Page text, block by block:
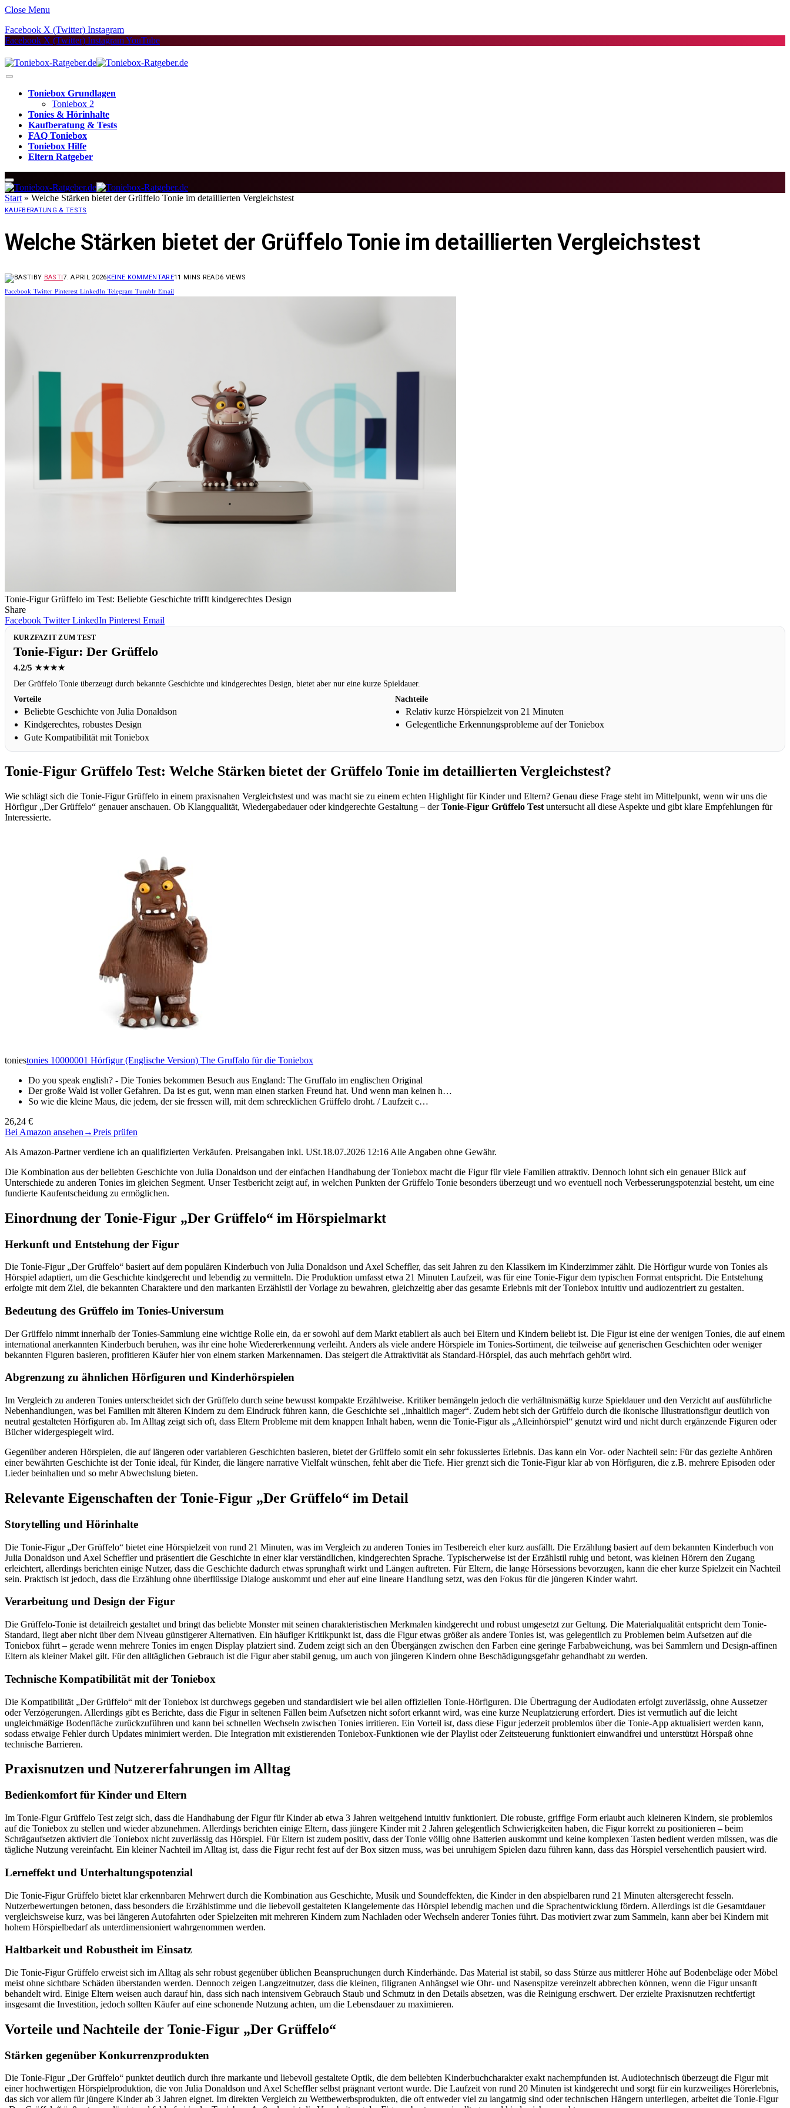
Close Menu
Facebook X (Twitter) Instagram
Facebook X (Twitter) InstagramYouTube
Toniebox Grundlagen
Toniebox 2
Tonies & Hörinhalte
Kaufberatung & Tests
FAQ Toniebox
Toniebox Hilfe
Eltern Ratgeber
Start » Welche Stärken bietet der Grüffelo Tonie im detaillierten Vergleichstest
KAUFBERATUNG & TESTS
Welche Stärken bietet der Grüffelo Tonie im detaillierten Vergleichstest
BY BASTI7. APRIL 2026KEINE KOMMENTARE11 MINS READ6 VIEWS
Facebook Twitter Pinterest LinkedIn Telegram Tumblr Email
Tonie-Figur Grüffelo im Test: Beliebte Geschichte trifft kindgerechtes Design
Share
Facebook Twitter LinkedIn Pinterest Email
KURZFAZIT ZUM TEST
Tonie-Figur: Der Grüffelo
4.2/5 ★★★★
Der Grüffelo Tonie überzeugt durch bekannte Geschichte und kindgerechtes Design, bietet aber nur eine kurze Spieldauer.
Vorteile
Beliebte Geschichte von Julia Donaldson
Kindgerechtes, robustes Design
Gute Kompatibilität mit Toniebox
Nachteile
Relativ kurze Hörspielzeit von 21 Minuten
Gelegentliche Erkennungsprobleme auf der Toniebox
Tonie-Figur Grüffelo Test: Welche Stärken bietet der Grüffelo Tonie im detaillierten Vergleichstest?
Wie schlägt sich die Tonie-Figur Grüffelo in einem praxisnahen Vergleichstest und was macht sie zu einem echten Highlight für Kinder und Eltern? Genau diese Frage steht im Mittelpunkt, wenn wir uns die
Hörfigur „Der Grüffelo“ genauer anschauen. Ob Klangqualität, Wiedergabedauer oder kindgerechte Gestaltung – derTonie-Figur Grüffelo Test untersucht all diese Aspekte und gibt klare Empfehlungen für
Interessierte.
toniestonies 10000001 Hörfigur (Englische Version) The Gruffalo für die Toniebox
Do you speak english? - Die Tonies bekommen Besuch aus England: The Gruffalo im englischen Original
Der große Wald ist voller Gefahren. Da ist es gut, wenn man einen starken Freund hat. Und wenn man keinen h…
So wie die kleine Maus, die jedem, der sie fressen will, mit dem schrecklichen Grüffelo droht. / Laufzeit c…
26,24 €
Bei Amazon ansehen →Preis prüfen
Als Amazon-Partner verdiene ich an qualifizierten Verkäufen. Preisangaben inkl. USt.18.07.2026 12:16 Alle Angaben ohne Gewähr.
Die Kombination aus der beliebten Geschichte von Julia Donaldson und der einfachen Handhabung der Toniebox macht die Figur für viele Familien attraktiv. Dennoch lohnt sich ein genauer Blick auf
Unterschiede zu anderen Tonies im gleichen Segment. Unser Testbericht zeigt auf, in welchen Punkten der Grüffelo Tonie besonders überzeugt und wo eventuell noch Verbesserungspotenzial besteht, um eine
fundierte Kaufentscheidung zu ermöglichen.
Einordnung der Tonie-Figur „Der Grüffelo“ im Hörspielmarkt
Herkunft und Entstehung der Figur
Die Tonie-Figur „Der Grüffelo“ basiert auf dem populären Kinderbuch von Julia Donaldson und Axel Scheffler, das seit Jahren zu den Klassikern im Kinderzimmer zählt. Die Hörfigur wurde von Tonies als
Hörspiel adaptiert, um die Geschichte kindgerecht und lebendig zu vermitteln. Die Produktion umfasst etwa 21 Minuten Laufzeit, was für eine Tonie-Figur dem typischen Format entspricht. Die Entstehung
erfolgte mit dem Ziel, die bekannten Charaktere und den markanten Erzählstil der Vorlage zu bewahren, gleichzeitig aber das gesamte Erlebnis mit der Toniebox intuitiv und audiozentriert zu gestalten.
Bedeutung des Grüffelo im Tonies-Universum
Der Grüffelo nimmt innerhalb der Tonies-Sammlung eine wichtige Rolle ein, da er sowohl auf dem Markt etabliert als auch bei Eltern und Kindern beliebt ist. Die Figur ist eine der wenigen Tonies, die auf einem
international anerkannten Kinderbuch beruhen, was ihr eine hohe Wiedererkennung verleiht. Anders als viele andere Hörspiele im Tonies-Sortiment, die teilweise auf generischen Geschichten oder weniger
bekannten Figuren basieren, profitieren Käufer hier von einem starken Markennamen. Das steigert die Attraktivität als Standard-Hörspiel, das auch mehrfach gehört wird.
Abgrenzung zu ähnlichen Hörfiguren und Kinderhörspielen
Im Vergleich zu anderen Tonies unterscheidet sich der Grüffelo durch seine bewusst kompakte Erzählweise. Kritiker bemängeln jedoch die verhältnismäßig kurze Spieldauer und den Verzicht auf ausführliche
Nebenhandlungen, was bei Familien mit älteren Kindern zu dem Eindruck führen kann, die Geschichte sei „inhaltlich mager“. Zudem hebt sich der Grüffelo durch die ikonische Illustrationsfigur deutlich von
neutral gestalteten Hörfiguren ab. Im Alltag zeigt sich oft, dass Eltern Probleme mit dem knappen Inhalt haben, wenn die Tonie-Figur als „Alleinhörspiel“ genutzt wird und nicht durch ergänzende Figuren oder
Bücher widergespiegelt wird.
Gegenüber anderen Hörspielen, die auf längeren oder variableren Geschichten basieren, bietet der Grüffelo somit ein sehr fokussiertes Erlebnis. Das kann ein Vor- oder Nachteil sein: Für das gezielte Anhören
einer bewährten Geschichte ist der Tonie ideal, für Kinder, die längere narrative Vielfalt wünschen, fehlt aber die Tiefe. Hier grenzt sich die Tonie-Figur klar ab von Hörfiguren, die z.B. mehrere Episoden oder
Lieder beinhalten und so mehr Abwechslung bieten.
Relevante Eigenschaften der Tonie-Figur „Der Grüffelo“ im Detail
Storytelling und Hörinhalte
Die Tonie-Figur „Der Grüffelo“ bietet eine Hörspielzeit von rund 21 Minuten, was im Vergleich zu anderen Tonies im Testbereich eher kurz ausfällt. Die Erzählung basiert auf dem bekannten Kinderbuch von
Julia Donaldson und Axel Scheffler und präsentiert die Geschichte in einer klar verständlichen, kindgerechten Sprache. Typischerweise ist der Erzählstil ruhig und betont, was kleinen Hörern den Zugang
erleichtert, allerdings berichten einige Nutzer, dass die Geschichte dadurch etwas sprunghaft wirkt und Längen auftreten. Für Eltern, die lange Hörsessions bevorzugen, kann die eher kurze Spielzeit ein Nachteil
sein. Praktisch ist jedoch, dass die Erzählung ohne überflüssige Dialoge auskommt und eher auf eine lineare Handlung setzt, was den Fokus für die jüngeren Kinder wahrt.
Verarbeitung und Design der Figur
Die Grüffelo-Tonie ist detailreich gestaltet und bringt das beliebte Monster mit seinen charakteristischen Merkmalen kindgerecht und robust umgesetzt zur Geltung. Die Materialqualität entspricht dem Tonie-
Standard, liegt aber nicht über dem Niveau günstigerer Alternativen. Ein häufiger Kritikpunkt ist, dass die Figur etwas größer als andere Tonies ist, was gelegentlich zu Problemen beim Aufsetzen auf die
Toniebox führt – gerade wenn mehrere Tonies im engen Display platziert sind. Zudem zeigt sich an den Übergängen zwischen den Farben eine geringe Farbabweichung, was bei Sammlern und Design-affinen
Eltern als kleiner Makel gilt. Für den alltäglichen Gebrauch ist die Figur aber stabil genug, um auch von jüngeren Kindern ohne Beschädigungsgefahr gehandhabt zu werden.
Technische Kompatibilität mit der Toniebox
Die Kompatibilität „Der Grüffelo“ mit der Toniebox ist durchwegs gegeben und standardisiert wie bei allen offiziellen Tonie-Hörfiguren. Die Übertragung der Audiodaten erfolgt zuverlässig, ohne Aussetzer
oder Verzögerungen. Allerdings gibt es Berichte, dass die Figur in seltenen Fällen beim Aufsetzen nicht sofort erkannt wird, was eine kurze Neuplatzierung erfordert. Dies ist vermutlich auf die leicht
ungleichmäßige Bodenfläche zurückzuführen und kann bei schnellen Wechseln zwischen Tonies irritieren. Ein Vorteil ist, dass diese Figur jederzeit problemlos über die Tonie-App aktualisiert werden kann,
sodass etwaige Fehler durch Updates minimiert werden. Die Integration mit existierenden Toniebox-Funktionen wie der Playlist oder Zeitsteuerung funktioniert einwandfrei und unterstützt Hörspaß ohne
technische Barrieren.
Praxisnutzen und Nutzererfahrungen im Alltag
Bedienkomfort für Kinder und Eltern
Im Tonie-Figur Grüffelo Test zeigt sich, dass die Handhabung der Figur für Kinder ab etwa 3 Jahren weitgehend intuitiv funktioniert. Die robuste, griffige Form erlaubt auch kleineren Kindern, sie problemlos
auf die Toniebox zu stellen und wieder abzunehmen. Allerdings berichten einige Eltern, dass jüngere Kinder mit 2 Jahren gelegentlich Schwierigkeiten haben, die Figur korrekt zu positionieren – beim
Schrägaufsetzen aktiviert die Toniebox nicht zuverlässig das Hörspiel. Für Eltern ist zudem positiv, dass der Tonie völlig ohne Batterien auskommt und keine komplexen Tasten bedient werden müssen, was die
tägliche Nutzung vereinfacht. Ein kleiner Nachteil im Alltag ist, dass die Figur recht fest auf der Box sitzen muss, was bei unruhigem Spielen dazu führen kann, dass das Hörspiel versehentlich pausiert wird.
Lerneffekt und Unterhaltungspotenzial
Die Tonie-Figur Grüffelo bietet klar erkennbaren Mehrwert durch die Kombination aus Geschichte, Musik und Soundeffekten, die Kinder in den abspielbaren rund 21 Minuten altersgerecht fesseln.
Nutzerbewertungen betonen, dass besonders die Erzählstimme und die liebevoll gestalteten Klangelemente das Hörspiel lebendig machen und die Sprachentwicklung fördern. Allerdings ist die Gesamtdauer
vergleichsweise kurz, was bei längeren Autofahrten oder Spielzeiten mit mehreren Kindern zum Nachladen oder Wechseln anderer Tonies führt. Das motiviert zwar zum Sammeln, kann aber bei Kindern mit
hohem Hörspielbedarf als unterdimensioniert wahrgenommen werden.
Haltbarkeit und Robustheit im Einsatz
Die Tonie-Figur Grüffelo erweist sich im Alltag als sehr robust gegenüber üblichen Beanspruchungen durch Kinderhände. Das Material ist stabil, so dass Stürze aus mittlerer Höhe auf Bodenbeläge oder Möbel
meist ohne sichtbare Schäden überstanden werden. Dennoch zeigen Langzeitnutzer, dass die kleinen, filigranen Anhängsel wie Ohr- und Nasenspitze vereinzelt abbrechen können, wenn die Figur unsanft
behandelt wird. Einige Eltern weisen auch darauf hin, dass sich nach intensivem Gebrauch Staub und Schmutz in den Details absetzen, was die Reinigung erschwert. Der erzielte Praxisnutzen rechtfertigt
insgesamt die Investition, jedoch sollten Käufer auf eine schonende Nutzung achten, um die Lebensdauer zu maximieren.
Vorteile und Nachteile der Tonie-Figur „Der Grüffelo“
Stärken gegenüber Konkurrenzprodukten
Die Tonie-Figur „Der Grüffelo“ punktet deutlich durch ihre markante und liebevoll gestaltete Optik, die dem beliebten Kinderbuchcharakter exakt nachempfunden ist. Audiotechnisch überzeugt die Figur mit
einer hochwertigen Hörspielproduktion, die von Julia Donaldson und Axel Scheffler selbst prägnant vertont wurde. Die Laufzeit von rund 20 Minuten ist kindgerecht und sorgt für ein kurzweiliges Hörerlebnis,
das sich vor allem für jüngere Kinder ab 3 Jahren eignet. Im direkten Vergleich zu Wettbewerbsprodukten, die oft entweder viel zu langatmig sind oder technischen Hängern unterliegen, arbeitet die Tonie-Figur